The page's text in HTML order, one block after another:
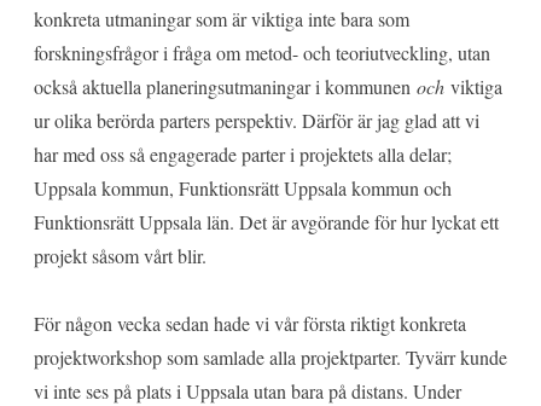
konkreta utmaningar som är viktiga inte bara som
forskningsfrågor i fråga om metod- och teoriutveckling, utan
också aktuella planeringsutmaningar i kommunen och viktiga
ur olika berörda parters perspektiv. Därför är jag glad att vi
har med oss så engagerade parter i projektets alla delar;
Uppsala kommun, Funktionsrätt Uppsala kommun och
Funktionsrätt Uppsala län. Det är avgörande för hur lyckat ett
projekt såsom vårt blir.
För någon vecka sedan hade vi vår första riktigt konkreta
projektworkshop som samlade alla projektparter. Tyvärr kunde
vi inte ses på plats i Uppsala utan bara på distans. Under